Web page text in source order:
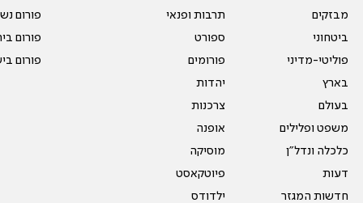
מבזקים
ביטחוני
פוליטי-מדיני
בארץ
בעולם
משפט ופלילים
כלכלה ונדל"ן
דעות
חדשות המגזר
תרבות ופנאי
ספורט
פורומים
יהדות
צרכנות
אופנה
מוסיקה
פיוטקאסט
ילדודס
פורום
פורום
פורום